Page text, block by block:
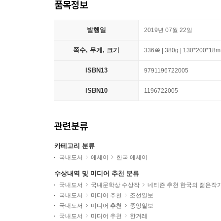
품목정보
발행일 2019년 07월 22일
쪽수, 무게, 크기 336쪽 | 380g |
ISBN13 9791196722005
ISBN10 1196722005
관련분류
카테고리 분류
국내도서 에세이 한국 에세이
수상내역 및 미디어 추천 분류
국내도서 국내문학상 수상작
네티즌 추천 한국의 젊은작
국내도서
미디어 추천
조선일보
국내도서
미디어 추천
중앙일보
국내도서
미디어 추천 한겨레